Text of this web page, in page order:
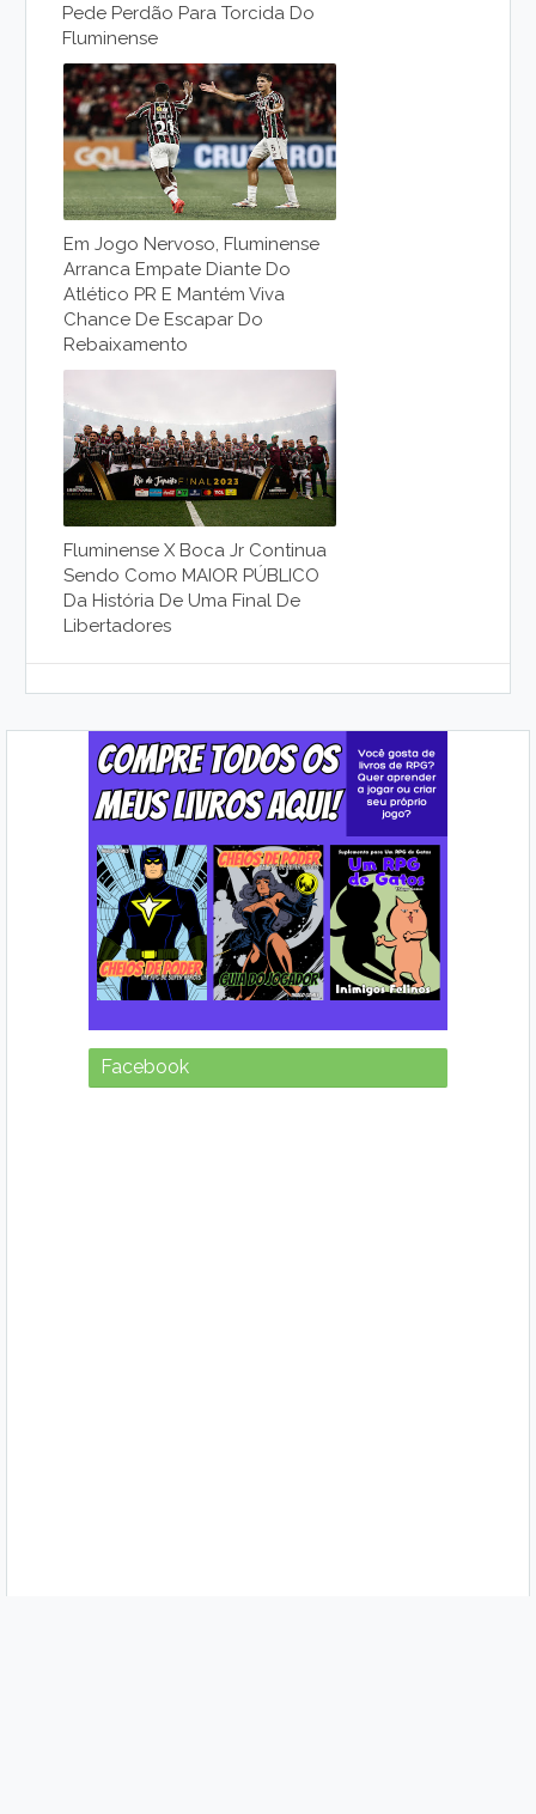
Pede Perdão Para Torcida Do
Fluminense
Em Jogo Nervoso, Fluminense
Arranca Empate Diante Do
Atlético PR E Mantém Viva
Chance De Escapar Do
Rebaixamento
Fluminense X Boca Jr Continua
Sendo Como MAIOR PÚBLICO
Da História De Uma Final De
Libertadores
Facebook